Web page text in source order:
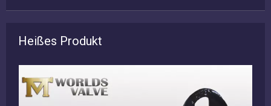
Heißes Produkt